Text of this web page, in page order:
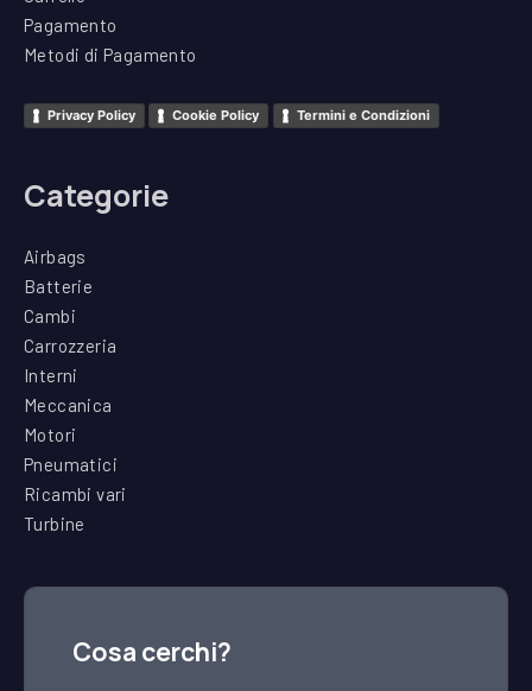
Pagamento
Metodi di Pagamento
Privacy Policy Cookie Policy Termini e Condizioni
Categorie
Airbags
Batterie
Cambi
Carrozzeria
Interni
Meccanica
Motori
Pneumatici
Ricambi vari
Turbine
Cosa cerchi?